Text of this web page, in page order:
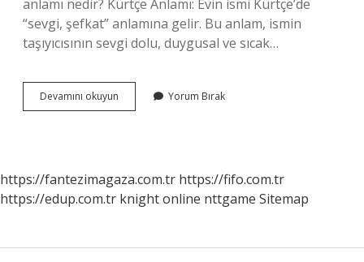
anlamı nedir? Kürtçe Anlamı: Evin ismi Kürtçe’de
“sevgi, şefkat” anlamına gelir. Bu anlam, ismin
taşıyıcısının sevgi dolu, duygusal ve sıcak…
Devamını okuyun
Evin
Yorum Bırak
https://fantezimagaza.com.tr https://fifo.com.tr
https://edup.com.tr knight online nttgame Sitemap